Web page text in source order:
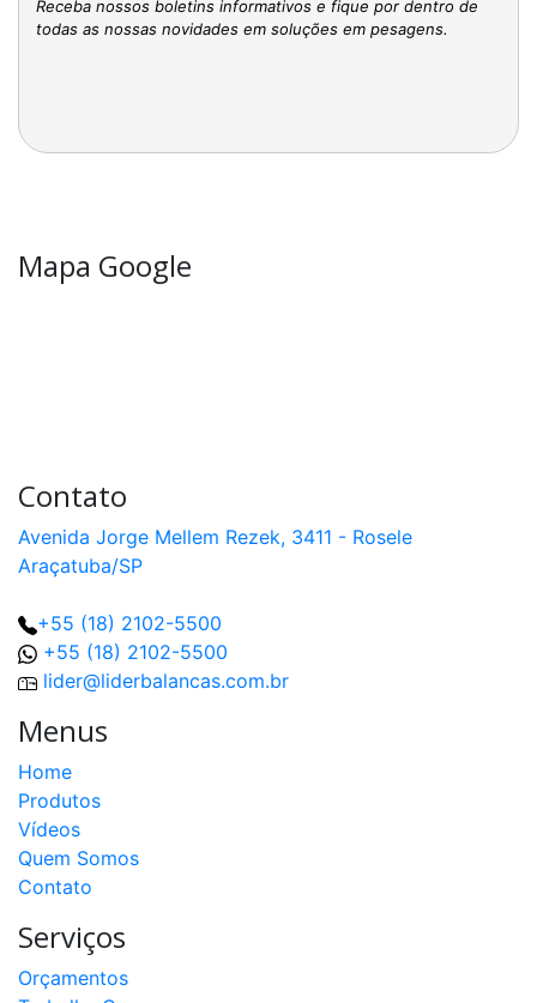
Receba nossos boletins informativos e fique por dentro de
todas as nossas novidades em soluções em pesagens.
Mapa Google
Contato
Avenida Jorge Mellem Rezek, 3411 - Rosele
Araçatuba/SP
+55 (18) 2102-5500
+55 (18) 2102-5500
lider@liderbalancas.com.br
Menus
Home
Produtos
Vídeos
Quem Somos
Contato
Serviços
Orçamentos